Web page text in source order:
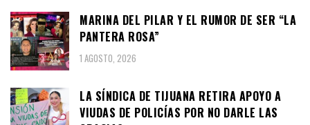
MARINA DEL PILAR Y EL RUMOR DE SER “LA
PANTERA ROSA”
1 AGOSTO, 2026
LA SÍNDICA DE TIJUANA RETIRA APOYO A
VIUDAS DE POLICÍAS POR NO DARLE LAS